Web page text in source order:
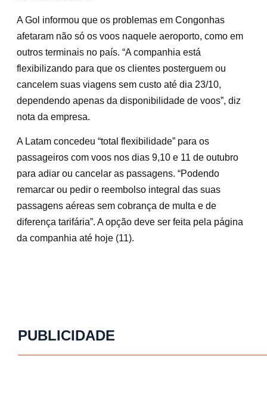
A Gol informou que os problemas em Congonhas
afetaram não só os voos naquele aeroporto, como em
outros terminais no país. “A companhia está
flexibilizando para que os clientes posterguem ou
cancelem suas viagens sem custo até dia 23/10,
dependendo apenas da disponibilidade de voos”, diz
nota da empresa.
A Latam concedeu “total flexibilidade” para os
passageiros com voos nos dias 9,10 e 11 de outubro
para adiar ou cancelar as passagens. “Podendo
remarcar ou pedir o reembolso integral das suas
passagens aéreas sem cobrança de multa e de
diferença tarifária”. A opção deve ser feita pela página
da companhia até hoje (11).
PUBLICIDADE